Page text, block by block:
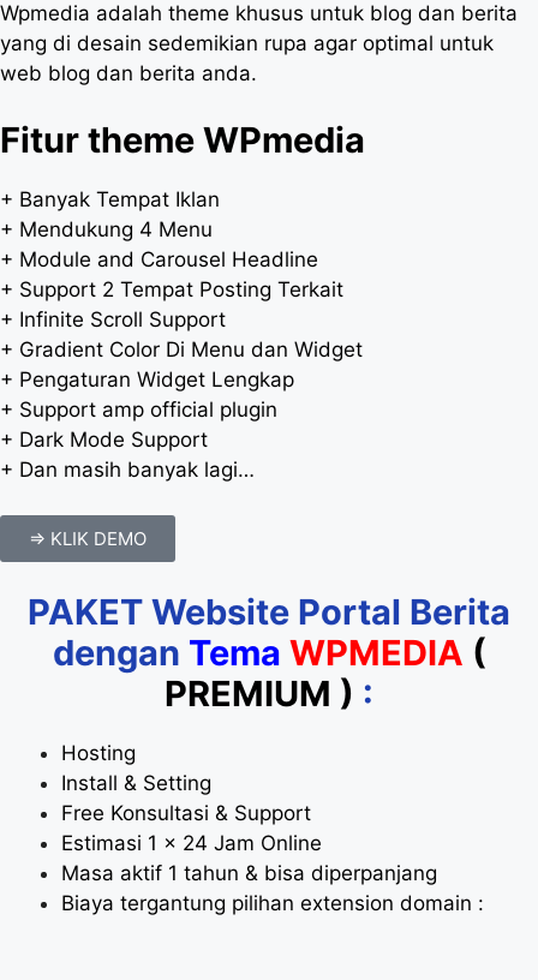
Wpmedia adalah theme khusus untuk blog dan berita
yang di desain sedemikian rupa agar optimal untuk
web blog dan berita anda.
Fitur theme WPmedia
+ Banyak Tempat Iklan
+ Mendukung 4 Menu
+ Module and Carousel Headline
+ Support 2 Tempat Posting Terkait
+ Infinite Scroll Support
+ Gradient Color Di Menu dan Widget
+ Pengaturan Widget Lengkap
+ Support amp official plugin
+ Dark Mode Support
+ Dan masih banyak lagi…
=> KLIK DEMO
PAKET Website Portal Berita
dengan Tema WPMEDIA (
PREMIUM ) :
Hosting
Install & Setting
Free Konsultasi & Support
Estimasi 1 x 24 Jam Online
Masa aktif 1 tahun & bisa diperpanjang
Biaya tergantung pilihan extension domain :